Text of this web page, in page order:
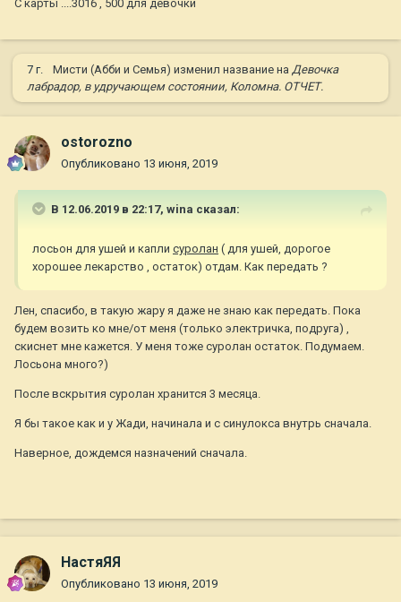
С карты ....3016 , 500 для девочки
7 г. Мисти (Абби и Семья) изменил название на Девочка
лабрадор, в удручающем состоянии, Коломна. ОТЧЕТ.
ostorozno
Опубликовано 13 июня, 2019
В 12.06.2019 в 22:17, wina сказал:
лосьон для ушей и капли суролан ( для ушей, дорогое
хорошее лекарство , остаток) отдам. Как передать ?
Лен, спасибо, в такую жару я даже не знаю как передать. Пока
будем возить ко мне/от меня (только электричка, подруга) ,
скиснет мне кажется. У меня тоже суролан остаток. Подумаем.
Лосьона много?)
После вскрытия суролан хранится 3 месяца.
Я бы такое как и у Жади, начинала и с синулокса внутрь сначала.
Наверное, дождемся назначений сначала.
НастяЯЯ
Опубликовано 13 июня, 2019